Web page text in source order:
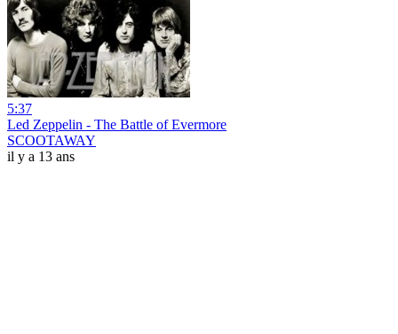
5:37
Led Zeppelin - The Battle of Evermore
SCOOTAWAY
il y a 13 ans